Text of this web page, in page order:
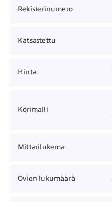
Rekisterinumero
Katsastettu
Hinta
Korimalli
Mittarilukema
Ovien lukumäärä